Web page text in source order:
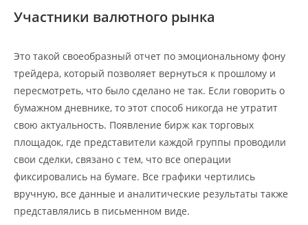
Участники валютного рынка
Это такой своеобразный отчет по эмоциональному фону
трейдера, который позволяет вернуться к прошлому и
пересмотреть, что было сделано не так. Если говорить о
бумажном дневнике, то этот способ никогда не утратит
свою актуальность. Появление бирж как торговых
площадок, где представители каждой группы проводили
свои сделки, связано с тем, что все операции
фиксировались на бумаге. Все графики чертились
вручную, все данные и аналитические результаты также
представлялись в письменном виде.